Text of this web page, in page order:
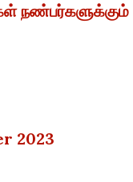
நண்பர்களுக்கும்
2023